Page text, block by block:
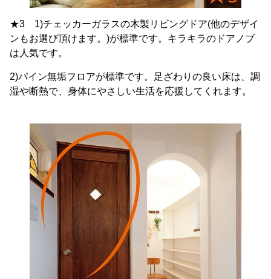
★3 1)チェッカーガラスの木製リビングドア(他のデザイ
ンもお選び頂けます。)が標準です。キラキラのドアノブ
は人気です。
2)パイン無垢フロアが標準です。足ざわりの良い床は、調
湿や断熱で、身体にやさしい生活を応援してくれます。